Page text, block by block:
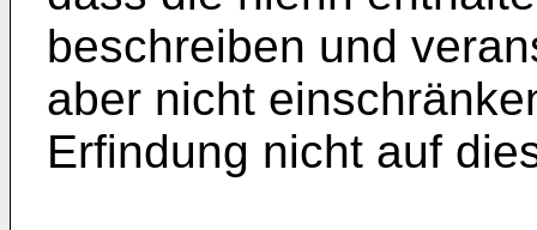
beschreiben und
aber nicht
Erfindung nicht auf